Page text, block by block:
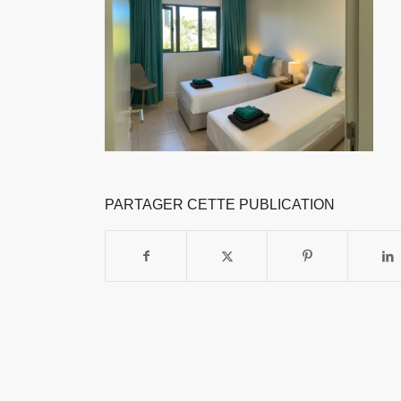
PARTAGER CETTE PUBLICATION